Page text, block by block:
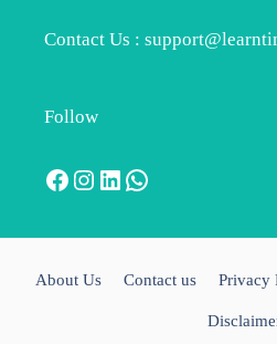
Contact Us :
Follow
Facebook
Instagram
LinkedIn
WhatsApp
About Us Contact us Privacy